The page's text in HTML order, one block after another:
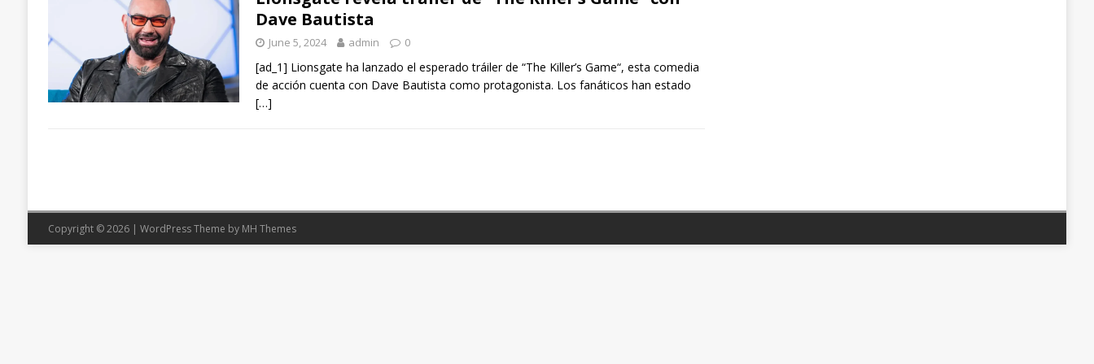
Dave Bautista
June 5, 2024 admin 0
[ad_1] Lionsgate ha lanzado el esperado tráiler de “The Killer’s Game“, esta comedia
de acción cuenta con Dave Bautista como protagonista. Los fanáticos han estado
[…]
Copyright © 2026 | WordPress Theme by MH Themes